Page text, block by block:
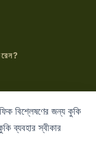
বিশ্লেষণের জন্য কুকি
ব্যবহার স্বীকার
অপেক্ষায়।”